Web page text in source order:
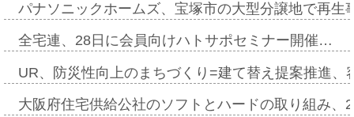
パナソニックホームズ、宝塚市の大型分譲地で再
全宅連、28日に会員向けハトサポセミナー開催…
UR、防災性向上のまちづくり=建て替え提案推進
大阪府住宅供給公社のソフトとハードの取り組み